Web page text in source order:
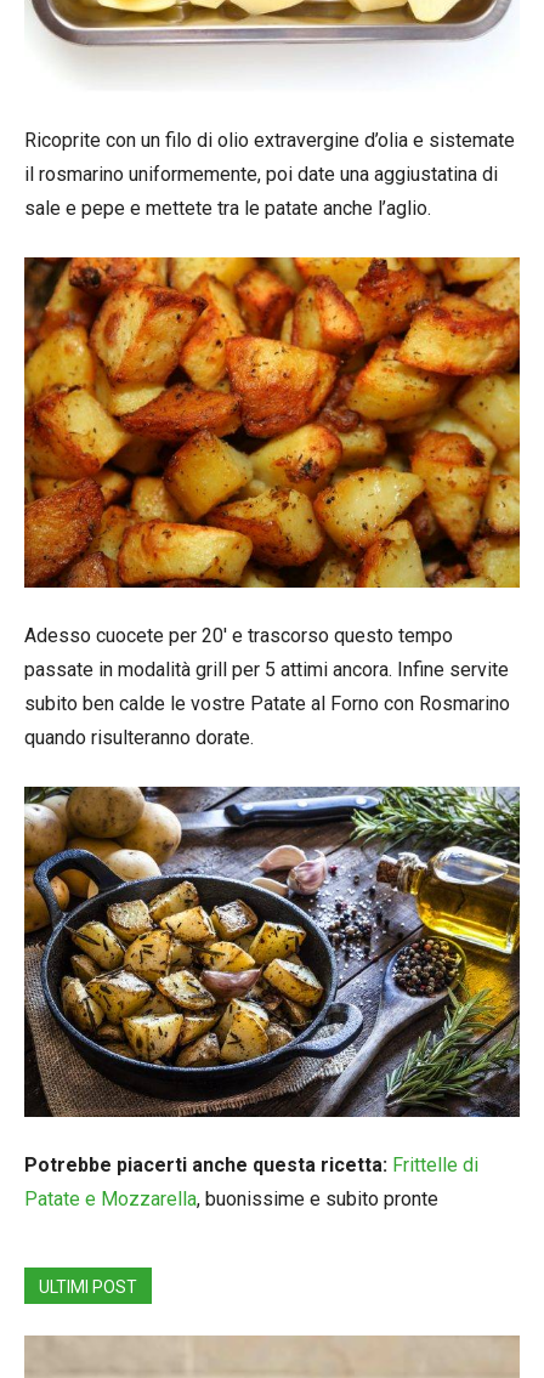
Ricoprite con un filo di olio extravergine d’olia e sistemate
il rosmarino uniformemente, poi date una aggiustatina di
sale e pepe e mettete tra le patate anche l’aglio.
Adesso cuocete per 20′ e trascorso questo tempo
passate in modalità grill per 5 attimi ancora. Infine servite
subito ben calde le vostre Patate al Forno con Rosmarino
quando risulteranno dorate.
Potrebbe piacerti anche questa ricetta: Frittelle di
Patate e Mozzarella, buonissime e subito pronte
ULTIMI POST